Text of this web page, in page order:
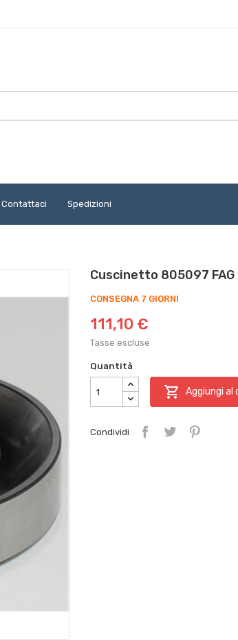
Contattaci Spedizioni
Cuscinetto 805097
CONSEGNA 7 GIORNI
111,10 €
Tasse escluse
Quantità
 Aggiungi al
Condividi